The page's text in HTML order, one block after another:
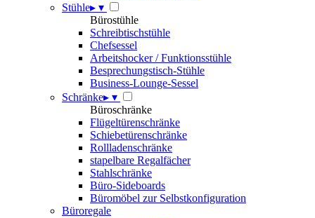
Stühle▸ ▾
Bürostühle
Schreibtischstühle
Chefsessel
Arbeitshocker / Funktionsstühle
Besprechungstisch-Stühle
Business-Lounge-Sessel
Schränke▸ ▾
Büroschränke
Flügeltürenschränke
Schiebetürenschränke
Rollladenschränke
stapelbare Regalfächer
Stahlschränke
Büro-Sideboards
Büromöbel zur Selbstkonfiguration
Büroregale